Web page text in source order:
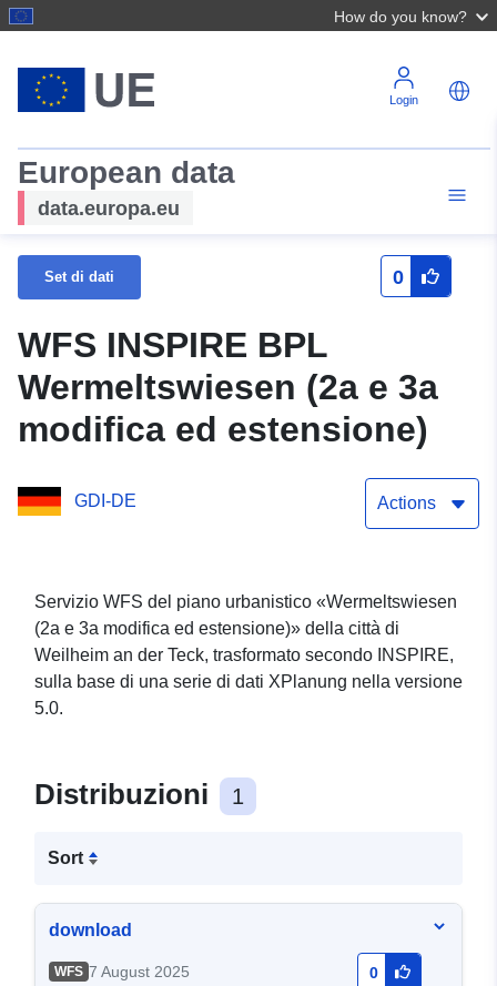
How do you know?
Login
European data
data.europa.eu
Set di dati 0
WFS INSPIRE BPL
Wermeltswiesen (2a e 3a
modifica ed estensione)
GDI-DE Actions
Servizio WFS del piano urbanistico «Wermeltswiesen
(2a e 3a modifica ed estensione)» della città di
Weilheim an der Teck, trasformato secondo INSPIRE,
sulla base di una serie di dati XPlanung nella versione
5.0.
Distribuzioni 1
Sort
download
WFS 7 August 2025 0